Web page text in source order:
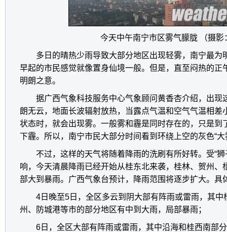
今天中午南宁市区雾气朦胧 （摄影
多日的晴热少雨导致大部分地区出现轻雾，南宁最为
早起的市民感觉就像置身仙境一般。但是，直至闷热的正
明朗之意。
据广西气象科技服务中心气象顾问黄香杏介绍，出现
朗无云，地面长波辐射放热，当露点气温和空气气温相差
状态时，就会出现雾。一般雾和霾是同时存在的，只是到
下霾。所以，南宁市民大部分时间看到环绕上空的灰色“大
不过，这样的天气将随着降雨的洗刷有所好转。受“
响，今天清晨降雨已经开始从桂东北来袭，桂林、贺州、
部大到暴雨。广西气象台预计，降雨范围将逐步扩大。具
4日晚至5日，全区多云到阴大部有阵雨或雷雨，其
州、防城港等市的部分地区有中到大雨，局部暴雨；
6日，全区大部有阵雨或雷雨，其中沿海和桂西南部